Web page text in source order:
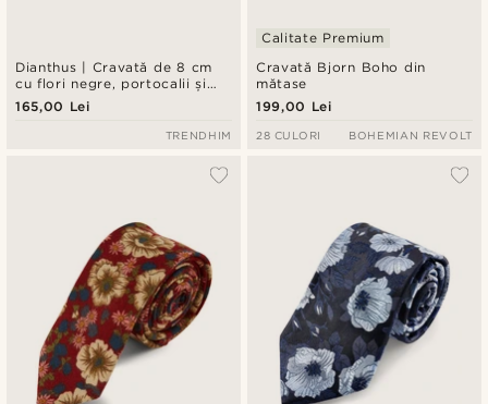
Dianthus | Cravată de 8 cm
cu flori negre, portocalii și
galbene
165,00 Lei
TRENDHIM
Cravată Bjorn Boho din
mătase
Calitate Premium
199,00 Lei
28 CULORI BOHEMIAN REVOLT